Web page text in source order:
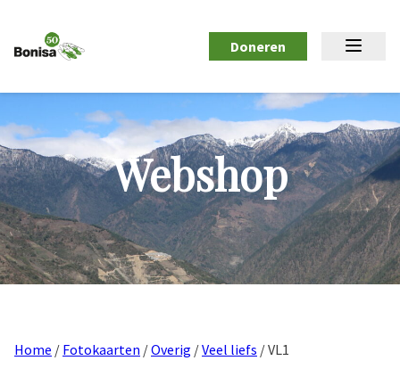
Doneren
Webshop
Home / Fotokaarten /Overig /Veel liefs / VL1